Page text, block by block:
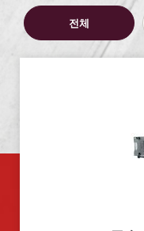
전체